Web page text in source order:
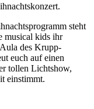
steht
musical kids ihr
des Krupp-
euch auf einen
tollen Lichtshow,
einstimmt.